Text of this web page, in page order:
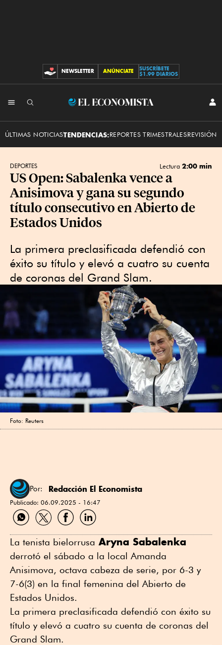
CONTRIBUCIONES
NEWSLETTER ANÚNCIATE
SUSCRÍBETE
$1.99 DIARIOS
El
ÚLTIMAS NOTICIASTENDENCIAS:REPORTES TRIMESTRALESREVISIÓN
DEPORTES Lectura 2:00 min
US Open: Sabalenka vence a
Anisimova y gana su segundo
título consecutivo en Abierto de
Estados Unidos
La primera preclasificada defendió con
éxito su título y elevó a cuatro su cuenta
de coronas del Grand Slam.
Foto: Reuters
Por: Redacción El Economista
Publicado: 06.09.2025 - 16:47
Compartir
por
Compartir
por
Compartir
por
Compartir
por
La tenista bielorrusa Aryna Sabalenka
derrotó el sábado a la local Amanda
Anisimova, octava cabeza de serie, por 6-3 y
7-6(3) en la final femenina del Abierto de
Estados Unidos.
La primera preclasificada defendió con éxito su
título y elevó a cuatro su cuenta de coronas del
Grand Slam.